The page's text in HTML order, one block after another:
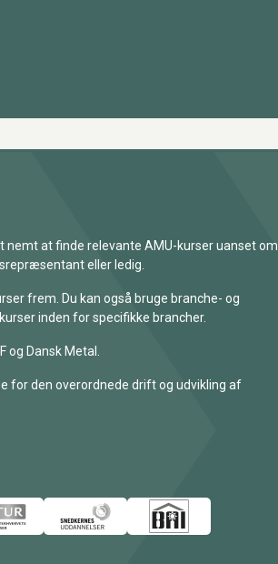
nemt at finde relevante AMU-kurser uanset om
eller ledig.
frem. Du kan også bruge branche- og
inden for specifikke brancher.
og Dansk Metal.
for den overordnede drift og udvikling af